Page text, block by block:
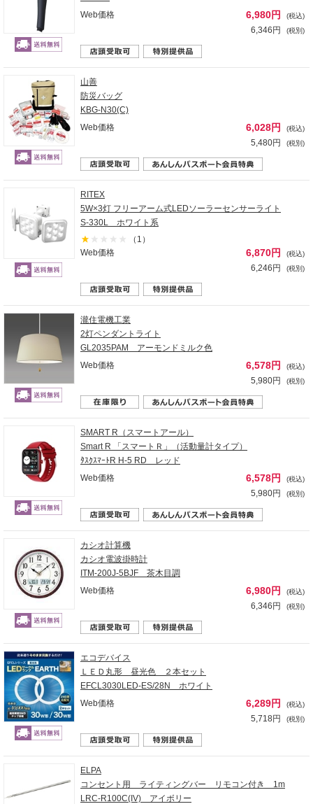
Web価格
6,980円 (税込)
6,346円 (税別)
山善
防災バッグ
KBG-N30(C)
Web価格
6,028円 (税込)
5,480円 (税別)
RITEX
5W×3灯 フリーアーム式LEDソーラーセンサーライト
S-330L ホワイト系
（1）
Web価格
6,870円 (税込)
6,246円 (税別)
瀧住電機工業
2灯ペンダントライト
GL2035PAM アーモンドミルク色
Web価格
6,578円 (税込)
5,980円 (税別)
SMART R（スマートアール）
Smart R 「スマートＲ」（活動量計タイプ）
ﾀｽｸｽﾏｰﾄR H-5 RD レッド
Web価格
6,578円 (税込)
5,980円 (税別)
カシオ計算機
カシオ電波掛時計
ITM-200J-5BJF 茶木目調
Web価格
6,980円 (税込)
6,346円 (税別)
エコデバイス
ＬＥＤ丸形 昼光色 ２本セット
EFCL3030LED-ES/28N ホワイト
Web価格
6,289円 (税込)
5,718円 (税別)
ELPA
コンセント用 ライティングバー リモコン付き 1m
LRC-R100C(IV) アイボリー